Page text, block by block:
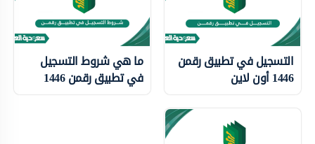
التسجيل في تطبيق رقمن
1446 أون لاين
ما هي شروط التسجيل
في تطبيق رقمن 1446